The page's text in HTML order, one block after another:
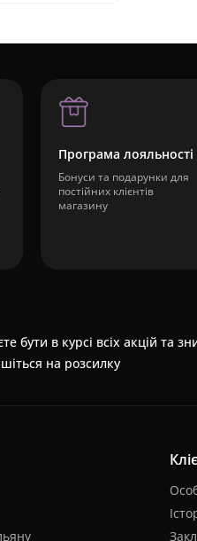
Програма лояльності
Бонуси та подарунки для
постійних клієнтів
магазину
бути в курсі всіх акцій та
на розсилку